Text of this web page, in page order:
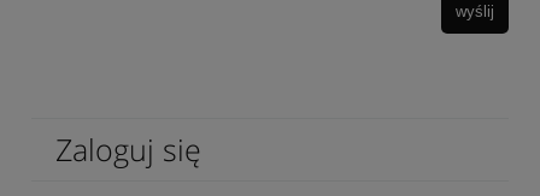
wyślij
Zaloguj się